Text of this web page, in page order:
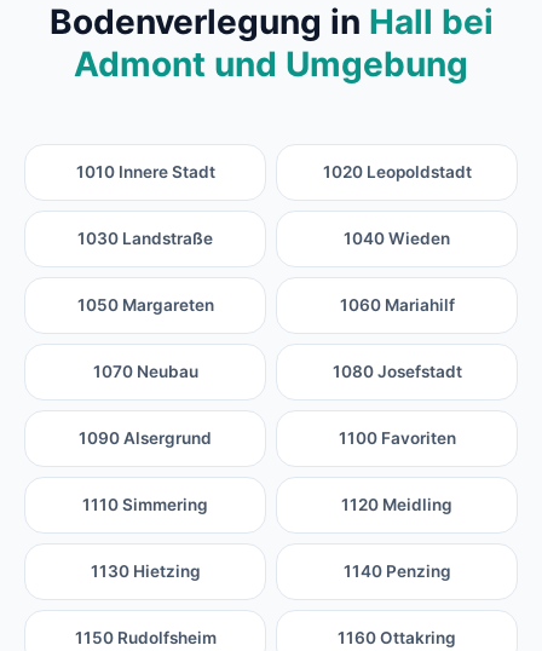
Bodenverlegung in Hall bei
Admont und Umgebung
1010 Innere Stadt 1020 Leopoldstadt
1030 Landstraße 1040 Wieden
1050 Margareten 1060 Mariahilf
1070 Neubau 1080 Josefstadt
1090 Alsergrund 1100 Favoriten
1110 Simmering 1120 Meidling
1130 Hietzing 1140 Penzing
1150 Rudolfsheim 1160 Ottakring